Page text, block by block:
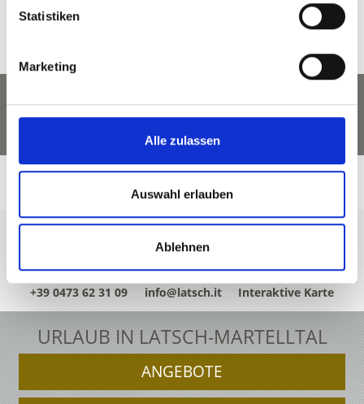
Statistiken
Marketing
Alle zulassen
Auswahl erlauben
Ablehnen
+39 0473 62 31 09 info@latsch.it Interaktive Karte
URLAUB IN LATSCH-MARTELLTAL
ANGEBOTE